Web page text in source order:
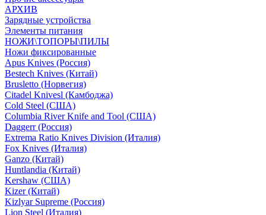
АРХИВ
Зарядные устройства
Элементы питания
НОЖИ\ТОПОРЫ\ПИЛЫ
Ножи фиксированные
Apus Knives (Россия)
Bestech Knives (Китай)
Brusletto (Норвегия)
Citadel Knivesl (Камбоджа)
Cold Steel (США)
Columbia River Knife and Tool (США)
Daggerr (Россия)
Extrema Ratio Knives Division (Италия)
Fox Knives (Италия)
Ganzo (Китай)
Huntlandia (Китай)
Kershaw (США)
Kizer (Китай)
Kizlyar Supreme (Россия)
Lion Steel (Италия)